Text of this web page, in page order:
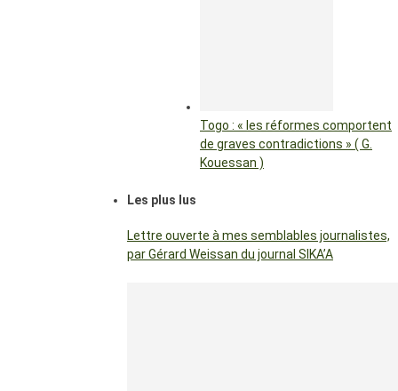
Togo : « les réformes comportent
de graves contradictions » ( G.
Kouessan )
Les plus lus
Lettre ouverte à mes semblables journalistes,
par Gérard Weissan du journal SIKA’A